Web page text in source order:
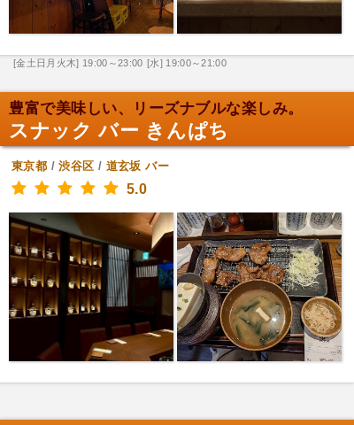
[金土日月火木] 19:00～23:00 [水] 19:00～21:00
豊富で美味しい、リーズナブルな楽しみ。
スナック バー きんぱち
東京都 /渋谷区 / 道玄坂 バー
5.0